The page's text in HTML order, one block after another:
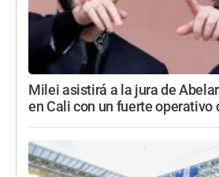
Milei asistirá a la jura de
en Cali con un fuerte operativo